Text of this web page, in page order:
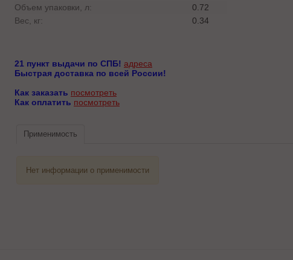
Объем упаковки, л:
0.72
Вес, кг:
0.34
21 пункт выдачи по СПБ! адреса
Быстрая доставка по всей России!
Как заказать посмотреть
Как оплатить посмотреть
Применимость
Нет информации о применимости